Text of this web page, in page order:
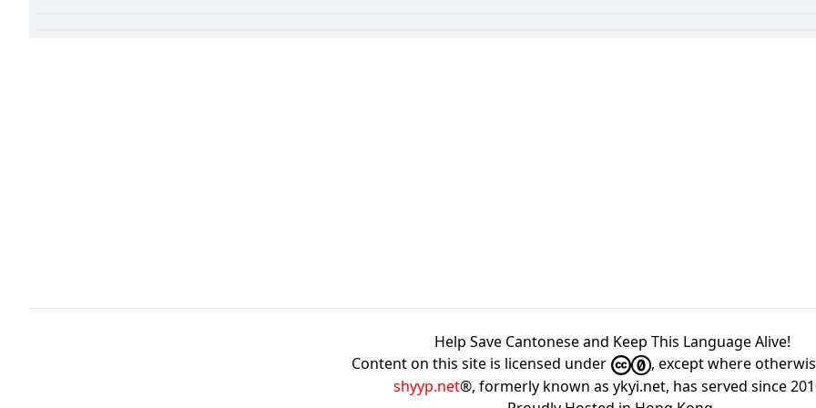
Help Save Cantonese and Keep This Language Alive!
Content on this site is licensed under
, except where
shyyp.net®, formerly known as ykyi.net, has served since